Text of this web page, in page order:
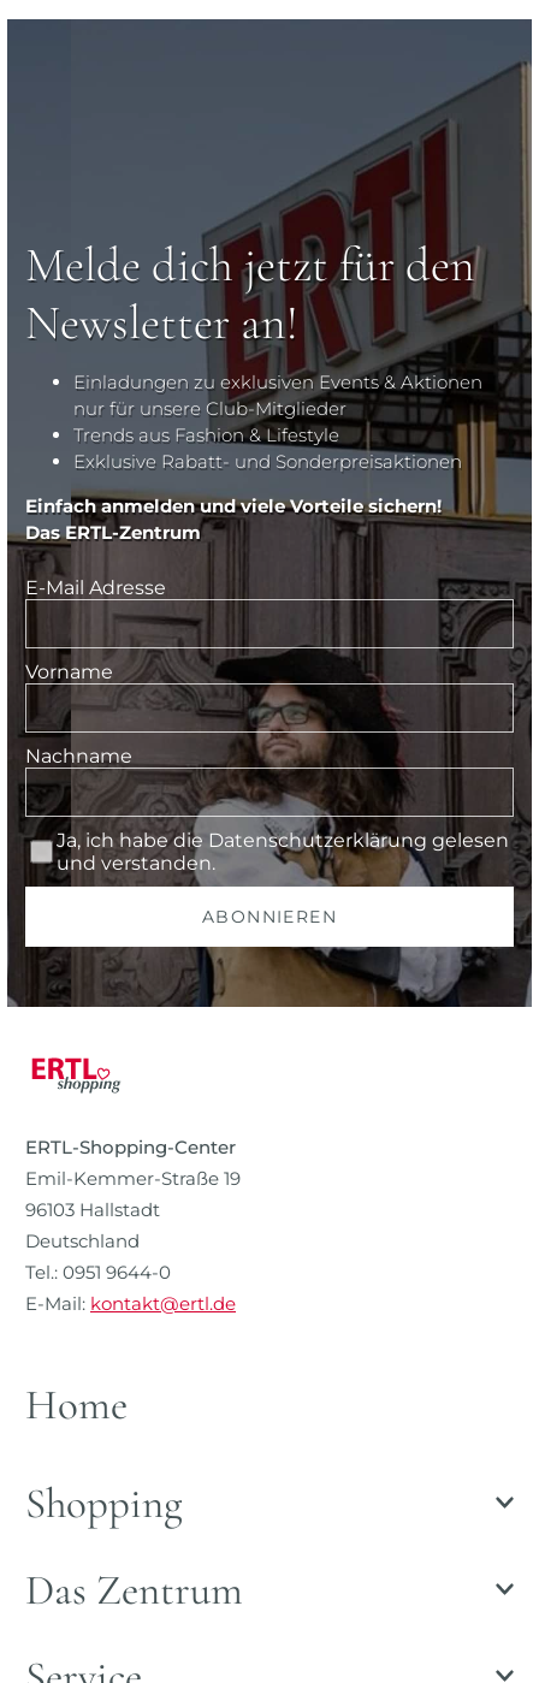
Melde dich jetzt für den
Newsletter an!
Einladungen zu exklusiven Events & Aktionen
nur für unsere Club-Mitglieder
Trends aus Fashion & Lifestyle
Exklusive Rabatt- und Sonderpreisaktionen
Einfach anmelden und viele Vorteile sichern!
Das ERTL-Zentrum
E-Mail Adresse
Vorname
Nachname
Ja, ich habe die Datenschutzerklärung gelesen
und verstanden.
ABONNIEREN
ERTL-Shopping-Center
Emil-Kemmer-Straße 19
96103 Hallstadt
Deutschland
Tel.: 0951 9644-0
E-Mail: kontakt@ertl.de
Home
Shopping
Das Zentrum